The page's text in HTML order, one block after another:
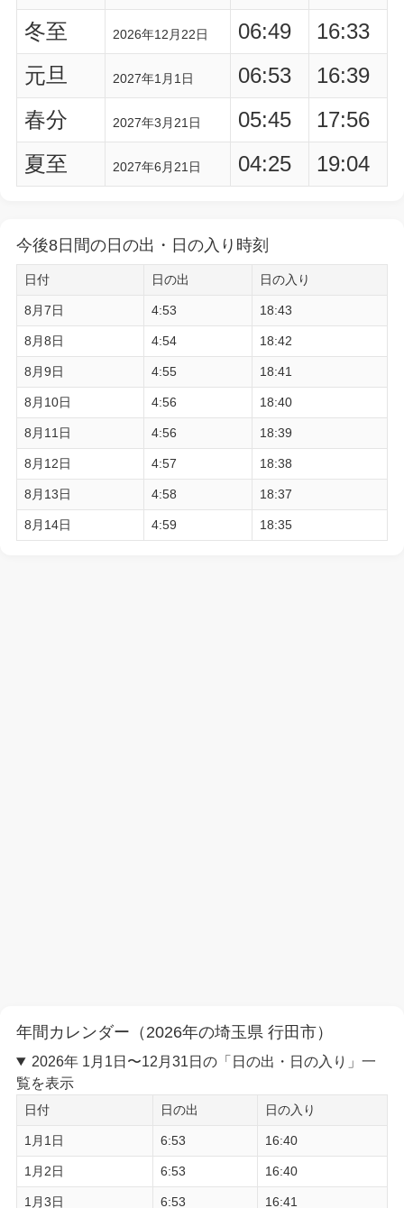
冬至
2026年12月22日 06:49
16:33
元旦
2027年1月1日 06:53
16:39
春分
2027年3月21日 05:45
17:56
夏至
2027年6月21日 04:25 19:04
今後8日間の日の出・日の入り時刻
日付 日の出 日の入り
8月7日 4:53 18:43
8月8日 4:54 18:42
8月9日 4:55 18:41
8月10日 4:56 18:40
8月11日 4:56 18:39
8月12日 4:57 18:38
8月13日 4:58 18:37
8月14日 4:59 18:35
年間カレンダー（2026年の埼玉県 行田市）
2026年 1月1日〜12月31日の「日の出・日の入り」一
覧を表示
日付 日の出 日の入り
1月1日 6:53 16:40
1月2日 6:53 16:40
1月3日 6:53 16:41